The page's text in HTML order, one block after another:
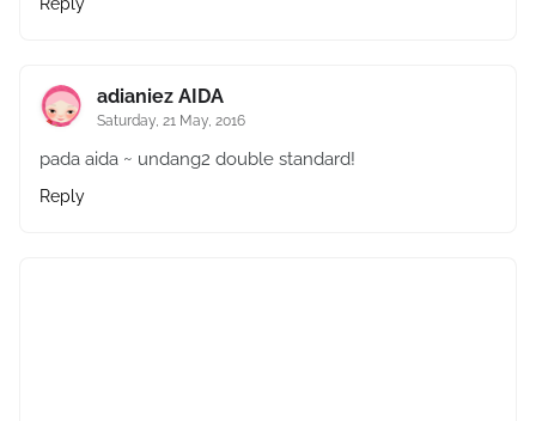
adianiez AIDA
Saturday, 21 May, 2016
pada aida ~ undang2 double standard!
Reply